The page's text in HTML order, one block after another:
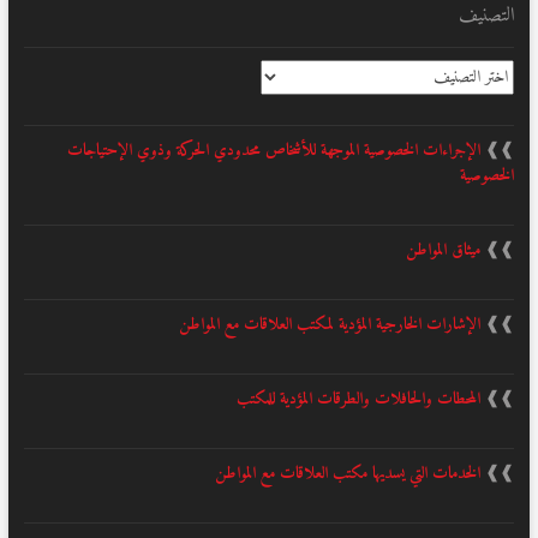
التصنيف
التصنيف
❱❱ الإجراءات الخصوصية الموجهة للأشخاص محدودي الحركة وذوي الإحتياجات
الخصوصية
❱❱ ميثاق المواطن
❱❱ الإشارات الخارجية المؤدية لمكتب العلاقات مع المواطن
❱❱ المحطات والحافلات والطرقات المؤدية للمكتب
❱❱ الخدمات التي يسديها مكتب العلاقات مع المواطن